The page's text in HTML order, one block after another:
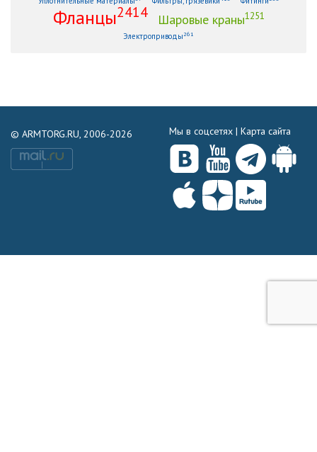
Фланцы2414 Шаровые краны1251
Электроприводы 261
© ARMTORG.RU, 2006-2026 Мы в соцсетях | Карта сайта